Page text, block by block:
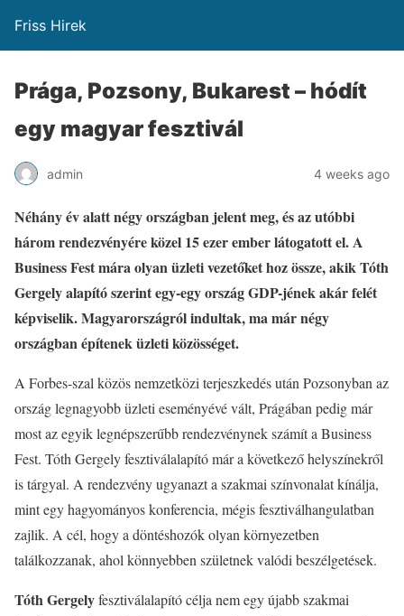
Friss Hirek
Prága, Pozsony, Bukarest – hódít
egy magyar fesztivál
admin 4 weeks ago
Néhány év alatt négy országban jelent meg, és az utóbbi
három rendezvényére közel 15 ezer ember látogatott el. A
Business Fest mára olyan üzleti vezetőket hoz össze, akik Tóth
Gergely alapító szerint egy-egy ország GDP-jének akár felét
képviselik. Magyarországról indultak, ma már négy
országban építenek üzleti közösséget.
A Forbes-szal közös nemzetközi terjeszkedés után Pozsonyban az
ország legnagyobb üzleti eseményévé vált, Prágában pedig már
most az egyik legnépszerűbb rendezvénynek számít a Business
Fest. Tóth Gergely fesztiválalapító már a következő helyszínekről
is tárgyal. A rendezvény ugyanazt a szakmai színvonalat kínálja,
mint egy hagyományos konferencia, mégis fesztiválhangulatban
zajlik. A cél, hogy a döntéshozók olyan környezetben
találkozzanak, ahol könnyebben születnek valódi beszélgetések.
Tóth Gergelyfesztiválalapító célja nem egy újabb szakmai